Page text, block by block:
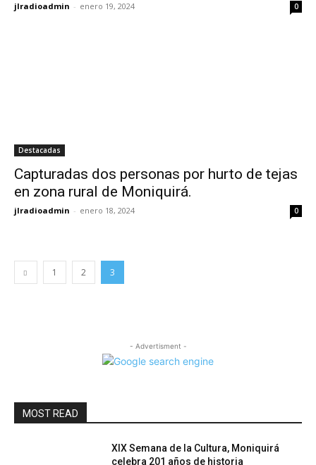
jlradioadmin - enero 19, 2024 0
Destacadas
Capturadas dos personas por hurto de tejas
en zona rural de Moniquirá.
jlradioadmin - enero 18, 2024 0
1 2 3
- Advertisment -
MOST READ
XIX Semana de la Cultura, Moniquirá
celebra 201 años de historia